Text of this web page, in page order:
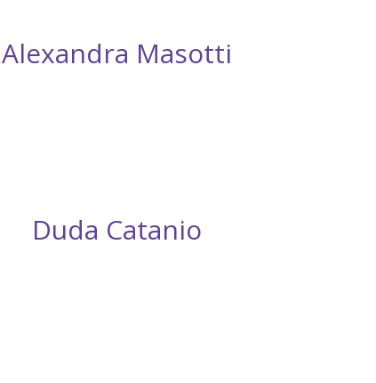
Alexandra Masotti
Duda Catanio